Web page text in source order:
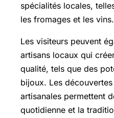
spécialités locales,
les fromages et les vins.
Les visiteurs peuvent
artisans locaux qui
qualité, tels que des
bijoux. Les
artisanales permettent
quotidienne et la